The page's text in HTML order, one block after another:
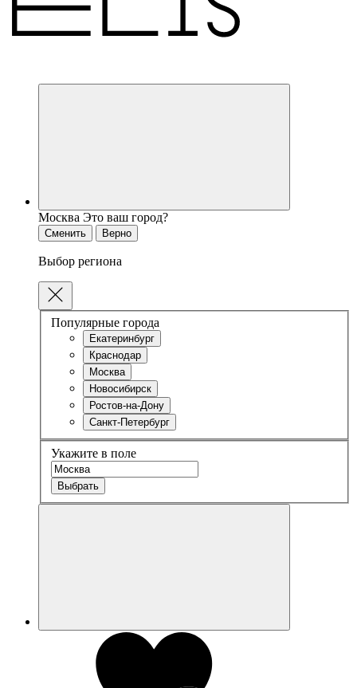
Москва Это ваш город?
Сменить Верно
Выбор региона
Популярные города
Екатеринбург
Краснодар
Москва
Новосибирск
Ростов-на-Дону
Санкт-Петербург
Укажите в поле
Выбрать